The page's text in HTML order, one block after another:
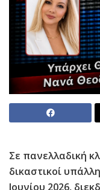
Σε πανελλαδική
δικαστικοί
Ιουνίου 2026,